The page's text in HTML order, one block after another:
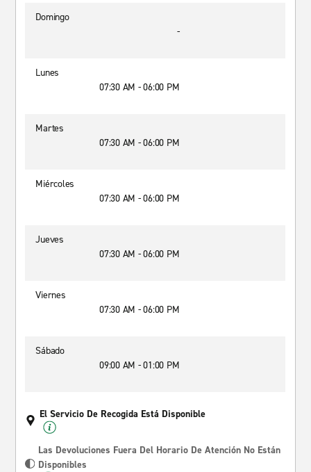
Domingo
-
Lunes
07:30 AM - 06:00 PM
Martes
07:30 AM - 06:00 PM
Miércoles
07:30 AM - 06:00 PM
Jueves
07:30 AM - 06:00 PM
Viernes
07:30 AM - 06:00 PM
Sábado
09:00 AM - 01:00 PM
El Servicio De Recogida Está Disponible
Las Devoluciones Fuera Del Horario De Atención No Están
Disponibles